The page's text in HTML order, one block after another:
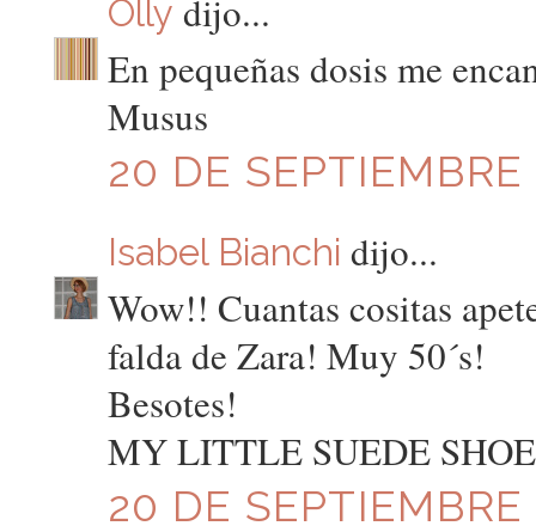
Olly dijo...
En pequeñas dosis me
Musus
20 DE
Isabel Bianchi dijo...
Wow!! Cuantas cositas
falda de Zara! Muy 50´s!
Besotes!
MY LITTLE SUEDE
20 DE